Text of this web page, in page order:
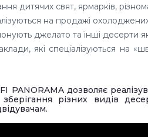
дитячих свят, ярмарків,
на продажі
джелато та інші десерти
які спеціалізуються на
PANORAMA дозволяє
різних видів